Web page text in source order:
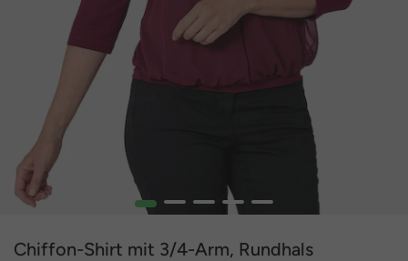
1 2 3 4 5
Chiffon-Shirt mit 3/4-Arm, Rundhals